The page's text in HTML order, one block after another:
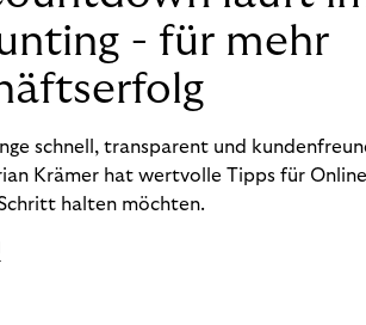
- für mehr
schnell, transparent und
Krämer hat wertvolle Tipps für
halten möchten.